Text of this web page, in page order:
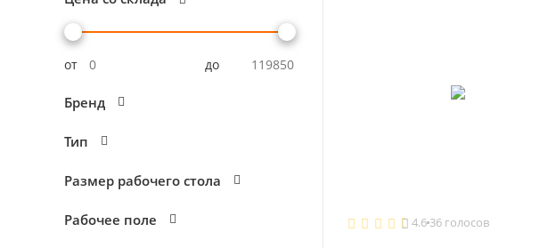
от до
Бренд
Тип
Размер рабочего стола
Рабочее поле 4.6 36 голосов